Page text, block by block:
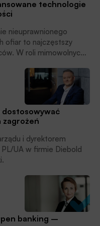
technologie
nieuprawnionego
ofiar to najczęstszy
W roli mimowolnych
socjotechnicznych
uszczelniania
form autentykacji, ze
jednak należy
rozwiązań
danych osobowych.
zagrożeń
i dyrektorem
UA w firmie Diebold
banking –